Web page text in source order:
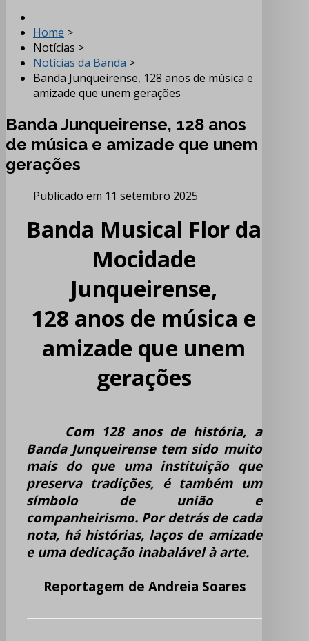
Home >
Notícias >
Notícias da Banda >
Banda Junqueirense, 128 anos de música e
amizade que unem gerações
Banda Junqueirense, 128 anos
de música e amizade que unem
gerações
Publicado em 11 setembro 2025
Banda Musical Flor da
Mocidade
Junqueirense,
128 anos de música e
amizade que unem
gerações
Com 128 anos de história, a
Banda Junqueirense tem sido muito
mais do que uma instituição que
preserva tradições, é também um
símbolo de união e
companheirismo. Por detrás de cada
nota, há histórias, laços de amizade
e uma dedicação inabalável à arte.
Reportagem de Andreia Soares